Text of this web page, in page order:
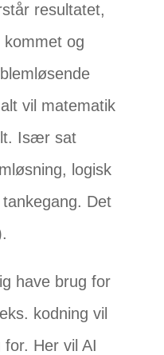
resultatet,
kommet og
vil matematik
Især sat
logisk
Det
have brug for
kodning vil
Her vil AI